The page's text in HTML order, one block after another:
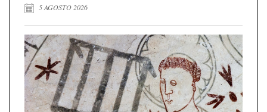
5 AGOSTO 2026